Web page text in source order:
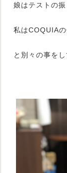
娘はテストの
私はCOQUIA
と別々の事を